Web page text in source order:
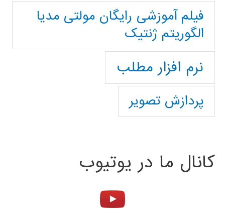
فیلم آموزشی رایگان مولتی مدیا
الگوریتم ژنتیک
نرم افزار مطلب
پردازش تصویر
کانال ما در یوتیوب